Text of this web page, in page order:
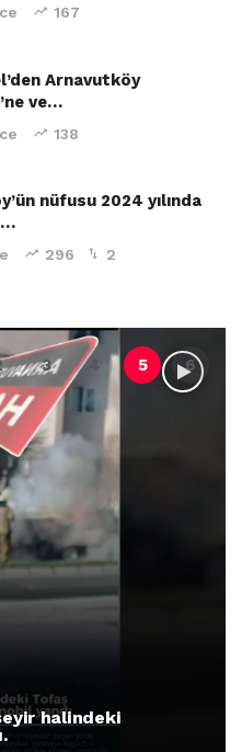
167
Arnavutköy
ve…
138
nüfusu 2024 yılında
296 2
halindeki